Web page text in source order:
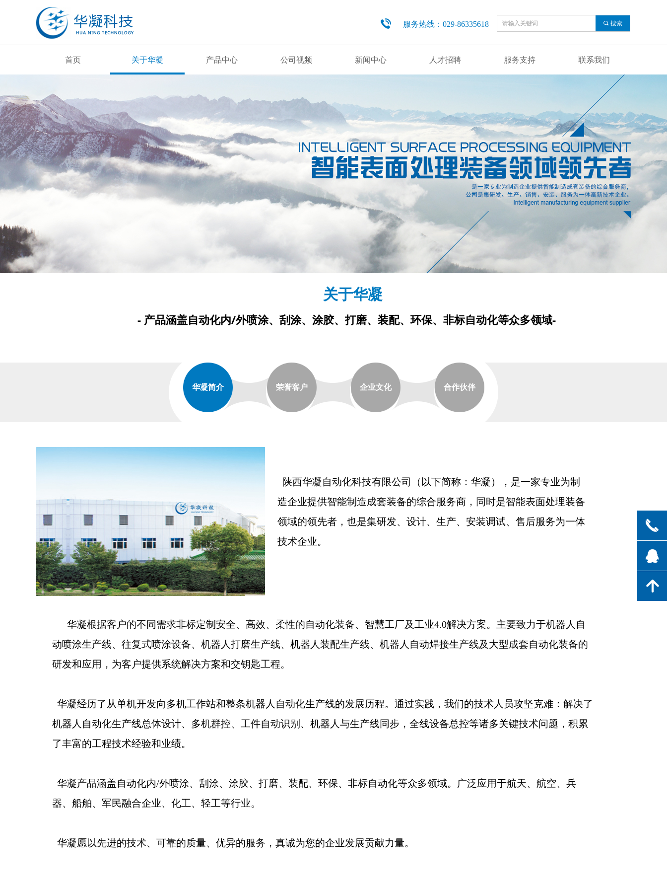
끠 搜索
服务热线：029-86335618
首页 关于华凝 产品中心 公司视频 新闻中心 人才招聘 服务支持 联系我们
华凝简介 荣誉客户 企业文化 合作伙伴
陕西华凝自动化科技有限公司（以下简称：华凝），是一家专业为制
造企业提供智能制造成套装备的综合服务商，同时是智能表面处理装备
领域的领先者，也是集研发、设计、生产、安装调试、售后服务为一体
技术企业。
华凝根据客户的不同需求非标定制安全、高效、柔性的自动化装备、智慧工厂及工业4.0解决方案。主要致力于机器人自
动喷涂生产线、往复式喷涂设备、机器人打磨生产线、机器人装配生产线、机器人自动焊接生产线及大型成套自动化装备的
研发和应用，为客户提供系统解决方案和交钥匙工程。
华凝经历了从单机开发向多机工作站和整条机器人自动化生产线的发展历程。通过实践，我们的技术人员攻坚克难：解决了
机器人自动化生产线总体设计、多机群控、工件自动识别、机器人与生产线同步，全线设备总控等诸多关键技术问题，积累
了丰富的工程技术经验和业绩。
华凝产品涵盖自动化内/外喷涂、刮涂、涂胶、打磨、装配、环保、非标自动化等众多领域。广泛应用于航天、航空、兵
器、船舶、军民融合企业、化工、轻工等行业。
华凝愿以先进的技术、可靠的质量、优异的服务，真诚为您的企业发展贡献力量。
关于华凝
- 产品涵盖自动化内/外喷涂、刮涂、涂胶、打磨、装配、环保、非标自动化等众多领域-
끅
뀩
녕